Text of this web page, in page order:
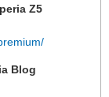
Z5
Blog